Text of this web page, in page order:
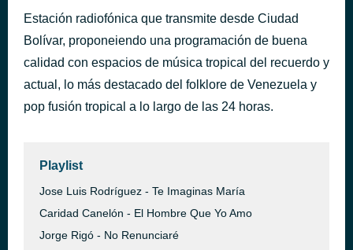
Estación radiofónica que transmite desde Ciudad
Bolívar, proponeiendo una programación de buena
calidad con espacios de música tropical del recuerdo y
actual, lo más destacado del folklore de Venezuela y
pop fusión tropical a lo largo de las 24 horas.
Playlist
Jose Luis Rodríguez - Te Imaginas María
Caridad Canelón - El Hombre Que Yo Amo
Jorge Rigó - No Renunciaré